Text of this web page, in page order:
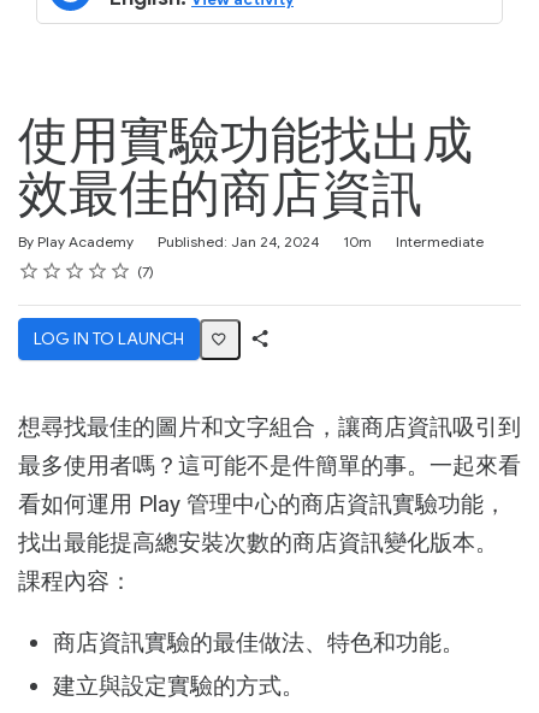
使用實驗功能找出成
效最佳的商店資訊
By Play Academy Published: Jan 24, 2024
Duration 10m
Difficulty
Intermediate
Rating
1 star
2 stars
3 stars
4 stars
5 stars
Average rating: 4.3 7
7 reviews
LOG IN TO LAUNCH
想尋找最佳的圖片和文字組合，讓商店資訊吸引到
最多使用者嗎？這可能不是件簡單的事。一起來看
看如何運用 Play 管理中心的商店資訊實驗功能，
找出最能提高總安裝次數的商店資訊變化版本。
課程內容：
商店資訊實驗的最佳做法、特色和功能。
建立與設定實驗的方式。